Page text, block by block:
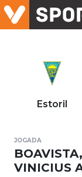
Estoril
JOGADA
VINICIUS